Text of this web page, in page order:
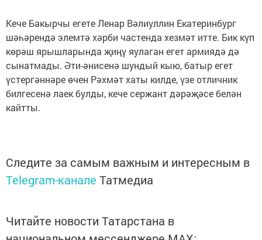
Кече Бакырчы егете Ленар Вәлиуллин Екатеринбург
шәһәрендә элемтә хәрби частенда хезмәт итте. Бик күп
көрәш ярышларында җиңү яулаган егет армиядә дә
сынатмады. Әти-әнисенә шундый кыю, батыр егет
үстергәннәре өчен Рәхмәт хаты килде, үзе отличник
билгесенә лаек булды, кече сержант дәрәҗәсе белән
кайтты.
Следите за самым важным и интересным в
Telegram-канале Татмедиа
Читайте новости Татарстана в